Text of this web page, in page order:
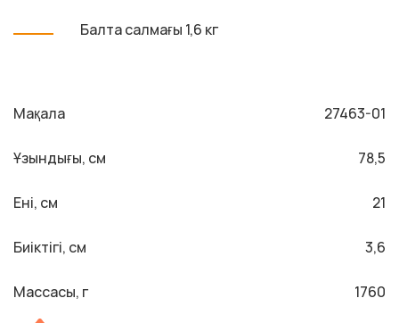
Балта салмағы 1,6 кг
Мақала 27463-01
Ұзындығы, см 78,5
Ені, см 21
Биіктігі, см 3,6
Массасы, г
1760